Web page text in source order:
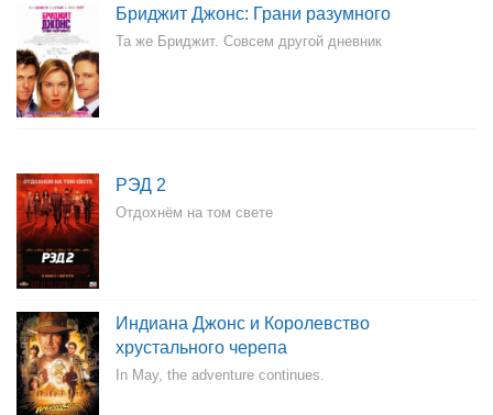
Бриджит Джонс: Грани разумного
Та же Бриджит. Совсем другой дневник
РЭД 2
Отдохнём на том свете
Индиана Джонс и Королевство
хрустального черепа
In May, the adventure continues.